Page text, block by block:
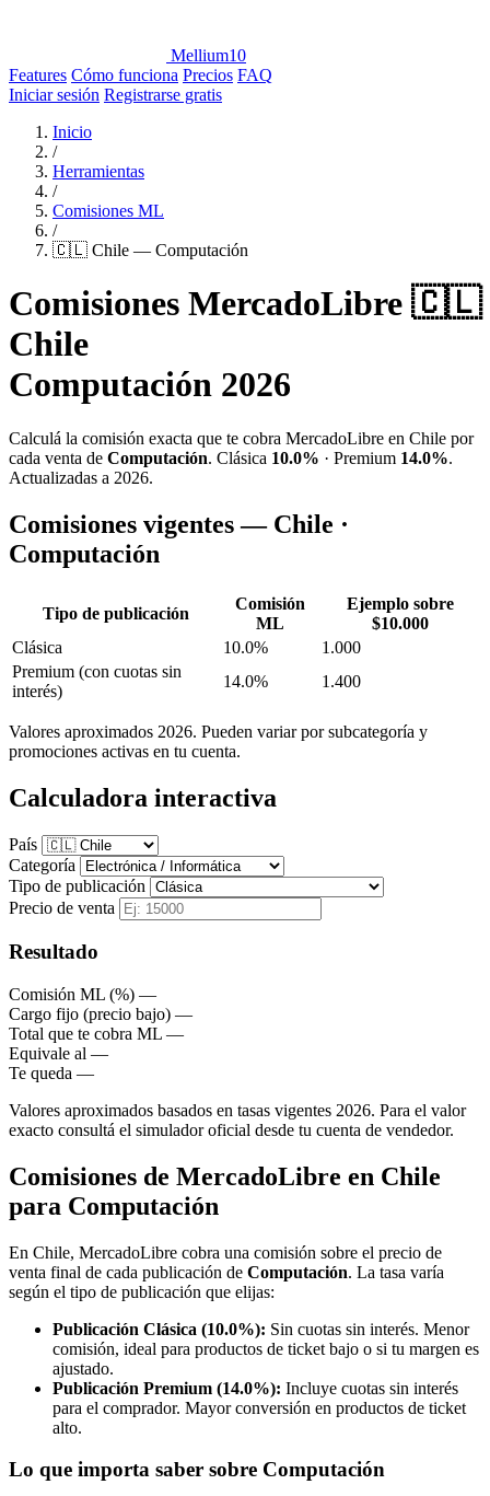
Mellium10
Features Cómo funciona Precios FAQ
Iniciar sesión Registrarse gratis
Inicio
/
Herramientas
/
Comisiones ML
/
🇨🇱 Chile — Computación
Comisiones MercadoLibre 🇨🇱
Chile
Computación 2026
Calculá la comisión exacta que te cobra MercadoLibre en Chile por
cada venta de Computación. Clásica 10.0% · Premium 14.0%.
Actualizadas a 2026.
Comisiones vigentes — Chile ·
Computación
Tipo de publicación
Comisión
ML
Ejemplo sobre
$10.000
Clásica
10.0%
1.000
Premium (con cuotas sin
interés)
14.0% 1.400
Valores aproximados 2026. Pueden variar por subcategoría y
promociones activas en tu cuenta.
Calculadora interactiva
País
Categoría
Tipo de publicación
Precio de venta
Resultado
Comisión ML (%) —
Cargo fijo (precio bajo) —
Total que te cobra ML —
Equivale al —
Te queda —
Valores aproximados basados en tasas vigentes 2026. Para el valor
exacto consultá el simulador oficial desde tu cuenta de vendedor.
Comisiones de MercadoLibre en Chile
para Computación
En Chile, MercadoLibre cobra una comisión sobre el precio de
venta final de cada publicación de Computación. La tasa varía
según el tipo de publicación que elijas:
Publicación Clásica (10.0%): Sin cuotas sin interés. Menor
comisión, ideal para productos de ticket bajo o si tu margen es
ajustado.
Publicación Premium (14.0%): Incluye cuotas sin interés
para el comprador. Mayor conversión en productos de ticket
alto.
Lo que importa saber sobre Computación